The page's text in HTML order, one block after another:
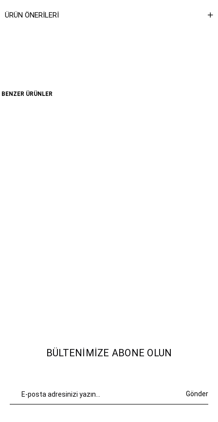
ÜRÜN ÖNERILERI
BENZER ÜRÜNLER
BÜLTENIMIZE ABONE OLUN
Gönder